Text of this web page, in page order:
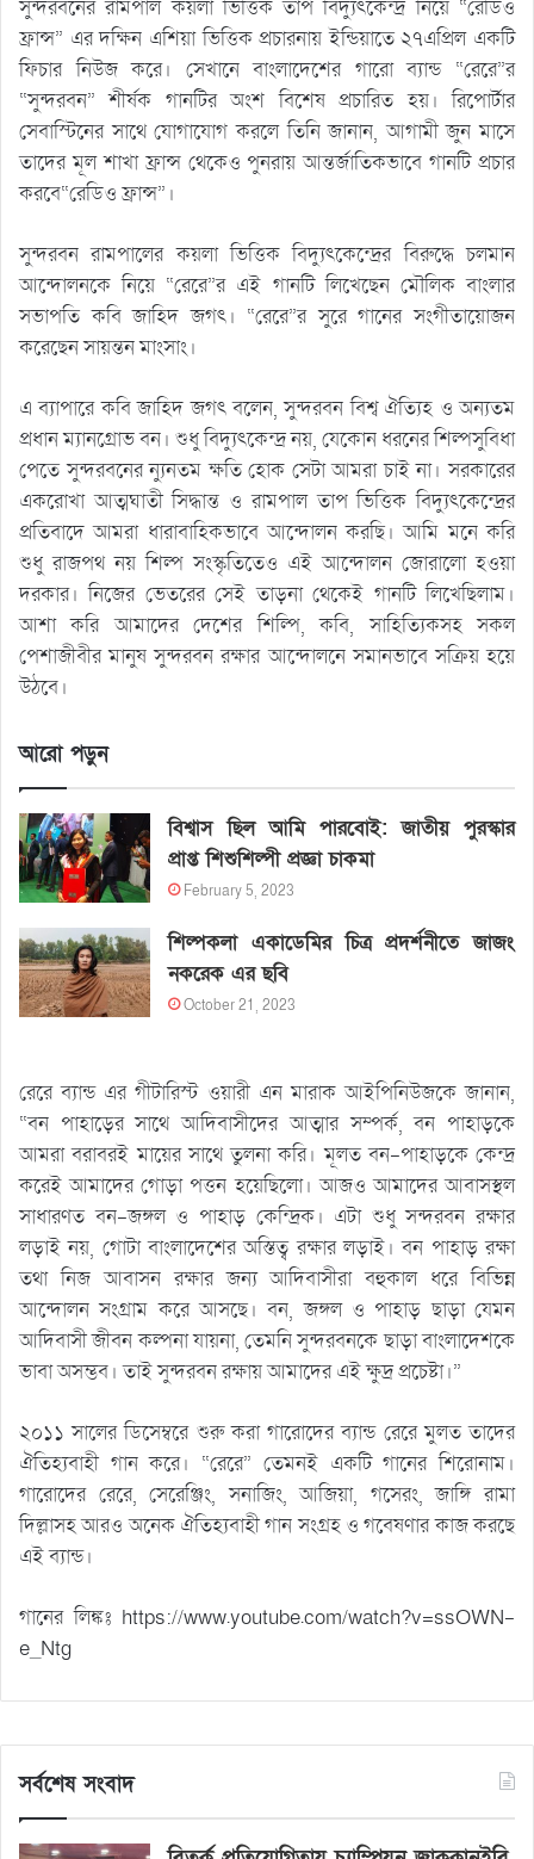
সুন্দরবনের রামপাল কয়লা ভিত্তিক তাপ বিদ্যুৎকেন্দ্র নিয়ে “রেডিও
ফ্রান্স” এর দক্ষিন এশিয়া ভিত্তিক প্রচারনায় ইন্ডিয়াতে ২৭এপ্রিল একটি
ফিচার নিউজ করে। সেখানে বাংলাদেশের গারো ব্যান্ড “রেরে”র
“সুন্দরবন” শীর্ষক গানটির অংশ বিশেষ প্রচারিত হয়। রিপোর্টার
সেবাস্টিনের সাথে যোগাযোগ করলে তিনি জানান, আগামী জুন মাসে
তাদের মূল শাখা ফ্রান্স থেকেও পুনরায় আন্তর্জাতিকভাবে গানটি প্রচার
করবে“রেডিও ফ্রান্স”।
সুন্দরবন রামপালের কয়লা ভিত্তিক বিদ্যুৎকেন্দ্রের বিরুদ্ধে চলমান
আন্দোলনকে নিয়ে “রেরে”র এই গানটি লিখেছেন মৌলিক বাংলার
সভাপতি কবি জাহিদ জগৎ। “রেরে”র সুরে গানের সংগীতায়োজন
করেছেন সায়ন্তন মাংসাং।
এ ব্যাপারে কবি জাহিদ জগৎ বলেন, সুন্দরবন বিশ্ব ঐত্যিহ ও অন্যতম
প্রধান ম্যানগ্রোভ বন। শুধু বিদ্যুৎকেন্দ্র নয়, যেকোন ধরনের শিল্পসুবিধা
পেতে সুন্দরবনের ন্যুনতম ক্ষতি হোক সেটা আমরা চাই না। সরকারের
একরোখা আত্মঘাতী সিদ্ধান্ত ও রামপাল তাপ ভিত্তিক বিদ্যুৎকেন্দ্রের
প্রতিবাদে আমরা ধারাবাহিকভাবে আন্দোলন করছি। আমি মনে করি
শুধু রাজপথ নয় শিল্প সংস্কৃতিতেও এই আন্দোলন জোরালো হওয়া
দরকার। নিজের ভেতরের সেই তাড়না থেকেই গানটি লিখেছিলাম।
আশা করি আমাদের দেশের শিল্পি, কবি, সাহিত্যিকসহ সকল
পেশাজীবীর মানুষ সুন্দরবন রক্ষার আন্দোলনে সমানভাবে সক্রিয় হয়ে
উঠবে।
আরো পড়ুন
বিশ্বাস ছিল আমি পারবোই: জাতীয় পুরস্কার
প্রাপ্ত শিশুশিল্পী প্রজ্ঞা চাকমা
February 5, 2023
শিল্পকলা একাডেমির চিত্র প্রদর্শনীতে জাজং
নকরেক এর ছবি
October 21, 2023
রেরে ব্যান্ড এর গীটারিস্ট ওয়ারী এন মারাক আইপিনিউজকে জানান,
“বন পাহাড়ের সাথে আদিবাসীদের আত্মার সম্পর্ক, বন পাহাড়কে
আমরা বরাবরই মায়ের সাথে তুলনা করি। মূলত বন-পাহাড়কে কেন্দ্র
করেই আমাদের গোড়া পত্তন হয়েছিলো। আজও আমাদের আবাসস্থল
সাধারণত বন-জঙ্গল ও পাহাড় কেন্দ্রিক। এটা শুধু সন্দরবন রক্ষার
লড়াই নয়, গোটা বাংলাদেশের অস্তিত্ব রক্ষার লড়াই। বন পাহাড় রক্ষা
তথা নিজ আবাসন রক্ষার জন্য আদিবাসীরা বহুকাল ধরে বিভিন্ন
আন্দোলন সংগ্রাম করে আসছে। বন, জঙ্গল ও পাহাড় ছাড়া যেমন
আদিবাসী জীবন কল্পনা যায়না, তেমনি সুন্দরবনকে ছাড়া বাংলাদেশকে
ভাবা অসম্ভব। তাই সুন্দরবন রক্ষায় আমাদের এই ক্ষুদ্র প্রচেষ্টা।”
২০১১ সালের ডিসেম্বরে শুরু করা গারোদের ব্যান্ড রেরে মুলত তাদের
ঐতিহ্যবাহী গান করে। “রেরে” তেমনই একটি গানের শিরোনাম।
গারোদের রেরে, সেরেঞ্জিং, সনাজিং, আজিয়া, গসেরং, জাঙ্গি রামা
দিল্লাসহ আরও অনেক ঐতিহ্যবাহী গান সংগ্রহ ও গবেষণার কাজ করছে
এই ব্যান্ড।
গানের লিঙ্কঃ https://www.youtube.com/watch?v=ssOWN-
e_Ntg
সর্বশেষ সংবাদ